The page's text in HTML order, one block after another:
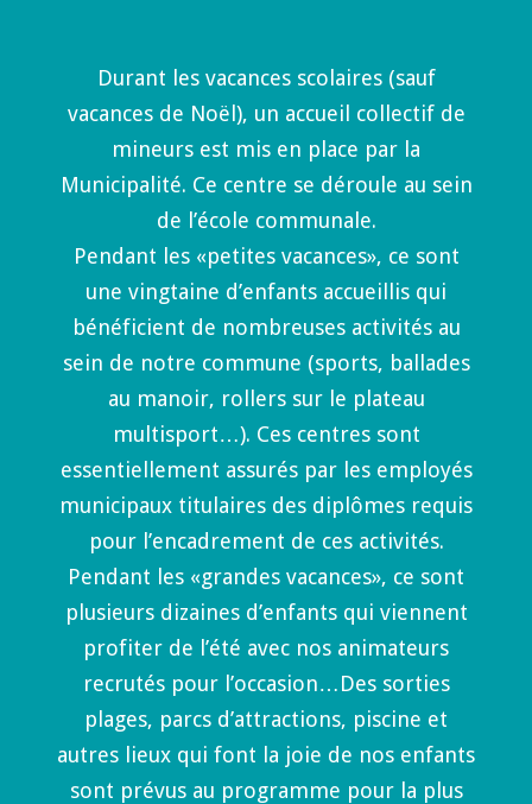
Durant les vacances scolaires (sauf
vacances de Noël), un accueil collectif de
mineurs est mis en place par la
Municipalité. Ce centre se déroule au sein
de l’école communale.
Pendant les «petites vacances», ce sont
une vingtaine d’enfants accueillis qui
bénéficient de nombreuses activités au
sein de notre commune (sports, ballades
au manoir, rollers sur le plateau
multisport…). Ces centres sont
essentiellement assurés par les employés
municipaux titulaires des diplômes requis
pour l’encadrement de ces activités.
Pendant les «grandes vacances», ce sont
plusieurs dizaines d’enfants qui viennent
profiter de l’été avec nos animateurs
recrutés pour l’occasion…Des sorties
plages, parcs d’attractions, piscine et
autres lieux qui font la joie de nos enfants
sont prévus au programme pour la plus